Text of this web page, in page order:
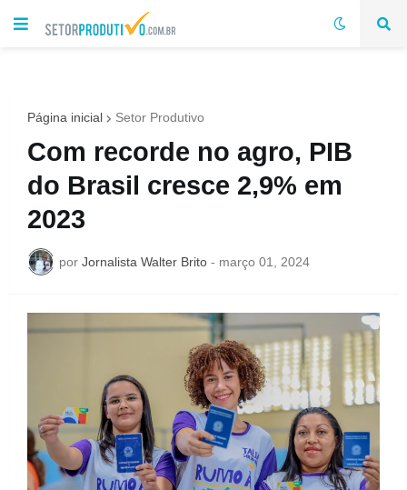
Página inicial Setor Produtivo
Com recorde no agro, PIB
do Brasil cresce 2,9% em
2023
por Jornalista Walter Brito - março 01, 2024